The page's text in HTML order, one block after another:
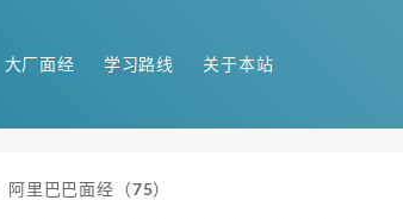
大厂面经 学习路线 关于本站
阿里巴巴面经（75）